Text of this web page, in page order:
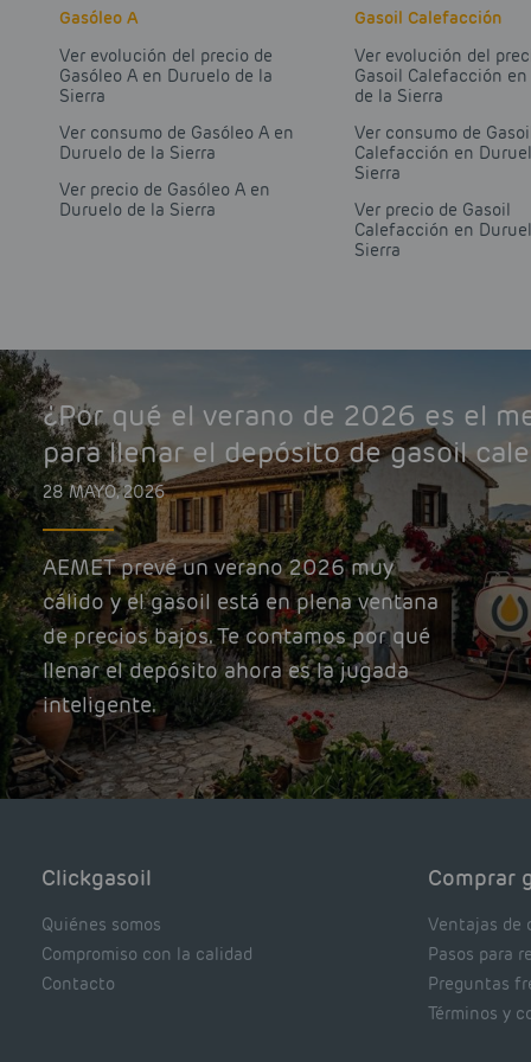
Gasóleo A
Ver evolución del precio de
Gasóleo A en Duruelo de la
Sierra
Ver consumo de Gasóleo A en
Duruelo de la Sierra
Ver precio de Gasóleo A en
Duruelo de la Sierra
Gasoil Calefacción
Ver evolución del
Gasoil Calefacción
de la Sierra
Ver consumo de
Calefacción en
Sierra
Ver precio de Gasoil
Calefacción en
Sierra
¿Por qué el verano de 2026 es el
para llenar el depósito de gasoil
28 MAYO, 2026
AEMET prevé un verano 2026 muy
cálido y el gasoil está en plena ventana
de precios bajos. Te contamos por qué
llenar el depósito ahora es la jugada
inteligente.
Clickgasoil
Quiénes somos
Compromiso con la calidad
Contacto
Comprar
Ventajas de
Pasos para
Preguntas
Términos y